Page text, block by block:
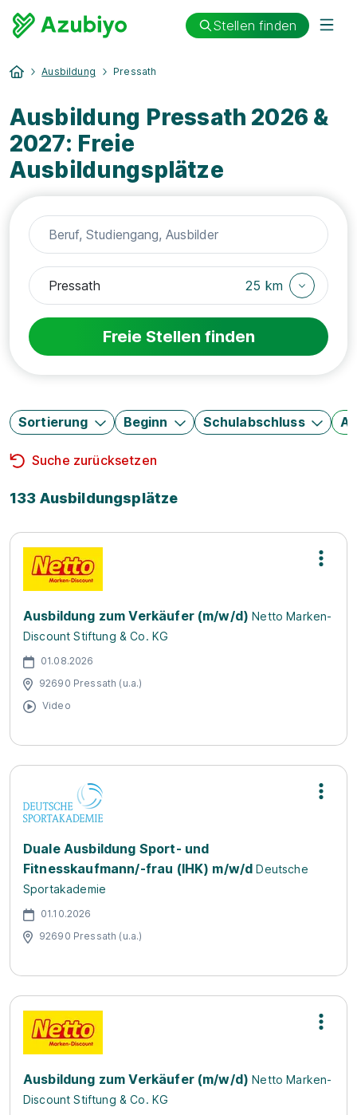
Stellen finden
Ausbildung Pressath
Ausbildung Pressath 2026 &
2027: Freie
Ausbildungsplätze
25 km
Freie Stellen finden
Sortierung Beginn Schulabschluss
Suche zurücksetzen
133 Ausbildungsplätze
Ausbildung zum Verkäufer (m/w/d) Netto Marken-
Discount Stiftung & Co. KG
01.08.2026
92690 Pressath (u.a.)
Video
Duale Ausbildung Sport- und
Fitnesskaufmann/-frau (IHK) m/w/d Deutsche
Sportakademie
01.10.2026
92690 Pressath (u.a.)
Ausbildung zum Verkäufer (m/w/d) Netto Marken-
Discount Stiftung & Co. KG